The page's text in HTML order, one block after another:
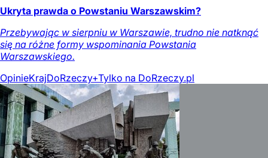
Ukryta prawda o Powstaniu Warszawskim?
Przebywając w sierpniu w Warszawie, trudno nie natknąć
się na różne formy wspominania Powstania
Warszawskiego.
OpinieKrajDoRzeczy+Tylko na DoRzeczy.pl